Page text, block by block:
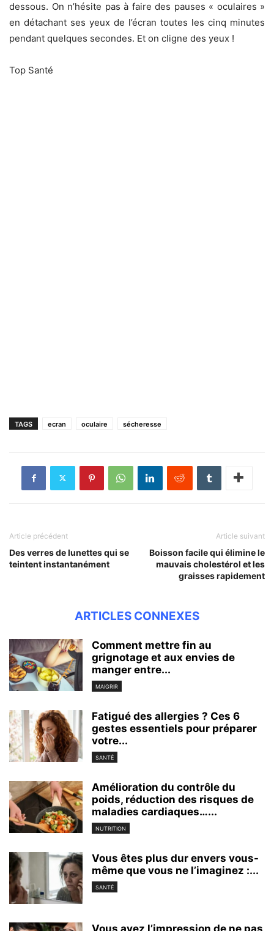
dessous. On n’hésite pas à faire des pauses « oculaires »
en détachant ses yeux de l’écran toutes les cinq minutes
pendant quelques secondes. Et on cligne des yeux !
Top Santé
TAGS ecran oculaire sécheresse
Article précédent
Des verres de lunettes qui se
teintent instantanément
Article suivant
Boisson facile qui élimine le
mauvais cholestérol et les
graisses rapidement
ARTICLES CONNEXES
Comment mettre fin au
grignotage et aux envies de
manger entre...
MAIGRIR
Fatigué des allergies ? Ces 6
gestes essentiels pour préparer
votre...
SANTÉ
Amélioration du contrôle du
poids, réduction des risques de
maladies cardiaques…...
NUTRITION
Vous êtes plus dur envers vous-
même que vous ne l’imaginez :...
SANTÉ